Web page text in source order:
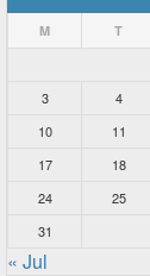
M T
3
4
10
11
17
18
24
25
31
« Jul